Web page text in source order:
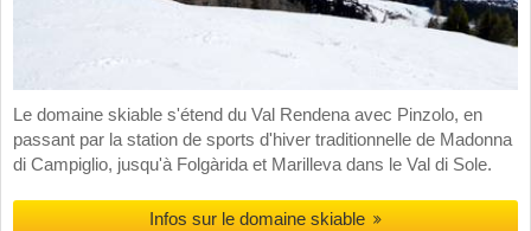
Le domaine skiable s'étend du Val Rendena avec Pinzolo, en
passant par la station de sports d'hiver traditionnelle de Madonna
di Campiglio, jusqu'à Folgàrida et Marilleva dans le Val di Sole.
Infos sur le domaine skiable